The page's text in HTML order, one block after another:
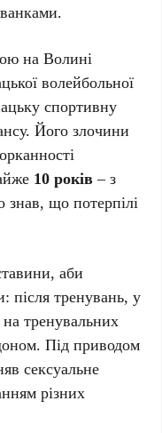
на Волині
волейбольної
спортивну
Його злочини
10 років– з
знав, що потерпілі
аби
після тренувань, у
на тренувальних
Під приводом
сексуальне
різних